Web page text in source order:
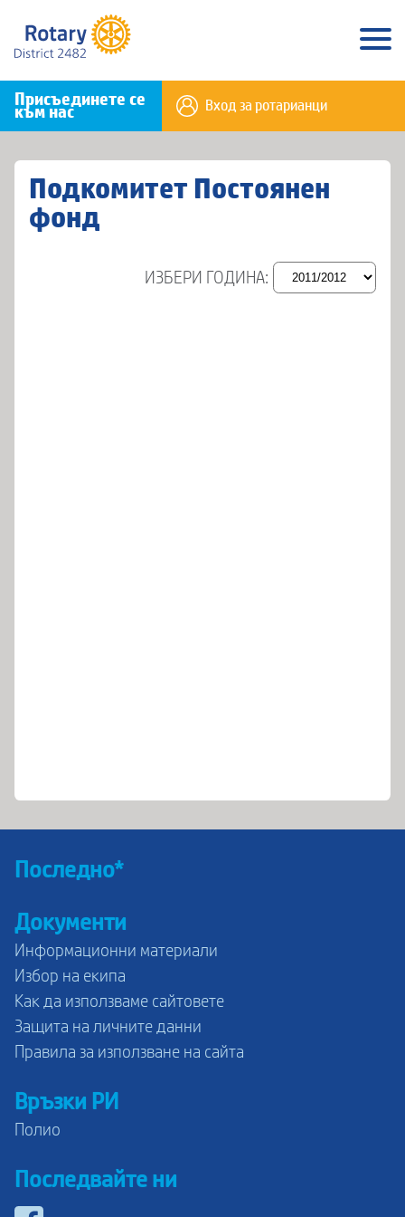
Присъединете се
към нас Вход за ротарианци
Подкомитет Постоянен
фонд
ИЗБЕРИ ГОДИНА:
Последно*
Документи
Информационни материали
Избор на екипа
Как да използваме сайтовете
Защита на личните данни
Правила за използване на сайта
Връзки РИ
Полио
Последвайте ни